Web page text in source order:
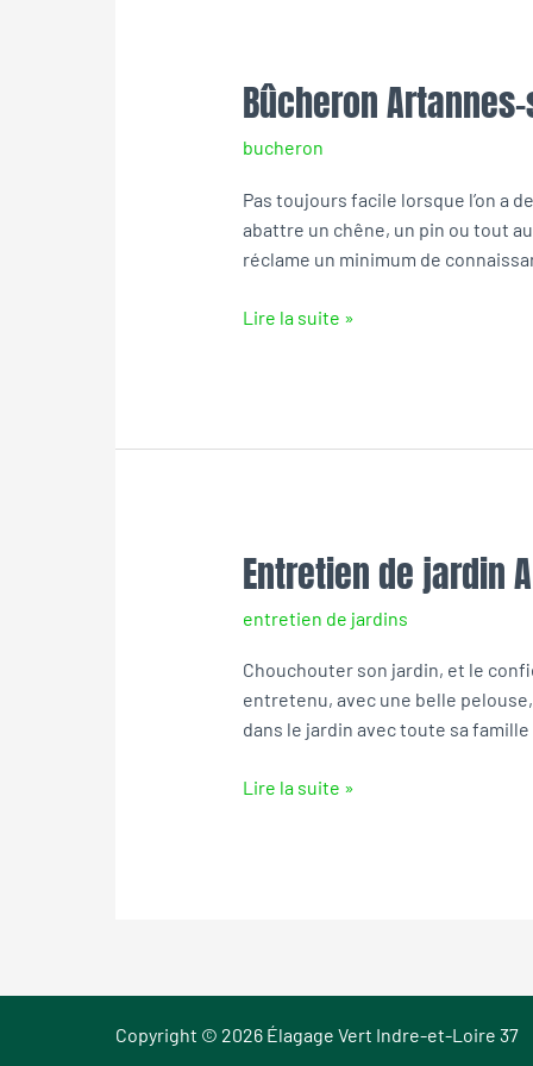
Bûcheron
bucheron
Pas toujours facile lorsque l’on a
abattre un chêne, un pin ou tout
réclame un minimum de
Bûcheron
Artannes-
sur-
Lire la suite »
Entretien de jardin
entretien de jardins
Chouchouter son jardin, et le
entretenu, avec une belle
dans le jardin avec toute sa
Entretien
de
jardin
sur-
Indre
Lire la suite »
Copyright © 2026 Élagage Vert Indre-et-Loire 37